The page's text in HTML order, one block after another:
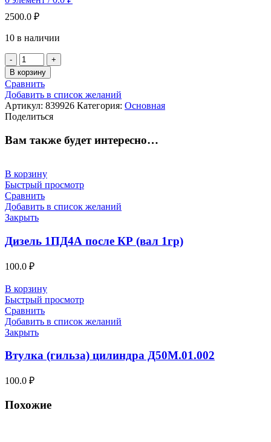
2500.0 ₽
10 в наличии
Количество
товара
Выключатель
автоматический
А63-
МГ-16А-10Iн-380AC-
У3
В корзину
Сравнить
Добавить в список желаний
Артикул: 839926 Категория: Основная
Поделиться
Вам также будет интересно…
В корзину
Быстрый просмотр
Сравнить
Добавить в список желаний
Закрыть
Дизель 1ПД4А после КР (вал 1гр)
100.0 ₽
В корзину
Быстрый просмотр
Сравнить
Добавить в список желаний
Закрыть
Втулка (гильза) цилиндра Д50М.01.002
100.0 ₽
Похожие